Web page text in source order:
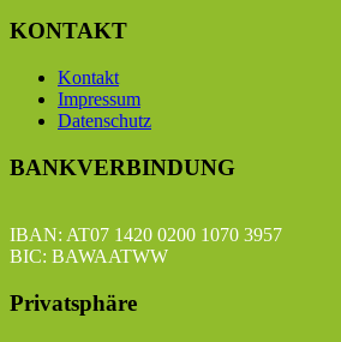
KONTAKT
Kontakt
Impressum
Datenschutz
BANKVERBINDUNG
IBAN: AT07 1420 0200 1070 3957
BIC: BAWAATWW
Privatsphäre